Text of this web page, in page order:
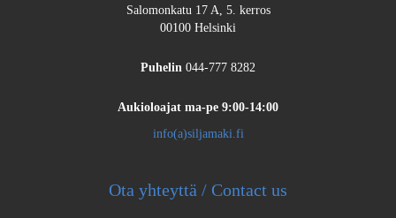
Salomonkatu 17 A, 5. kerros
00100 Helsinki
Puhelin 044-777 8282
Aukioloajat ma-pe 9:00-14:00
info(a)siljamaki.fi
Ota yhteyttä / Contact us